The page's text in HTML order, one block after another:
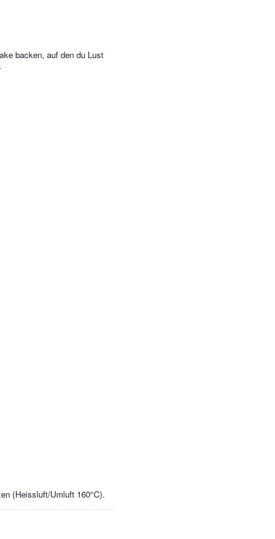
backen, auf den du Lust
(Heissluft/Umluft 160°C).